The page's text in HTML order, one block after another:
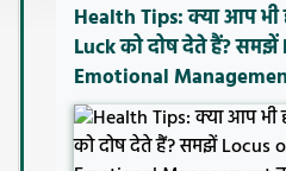
Health Tips: क्या आप
Luck को दोष देते हैं?
Emotional Management